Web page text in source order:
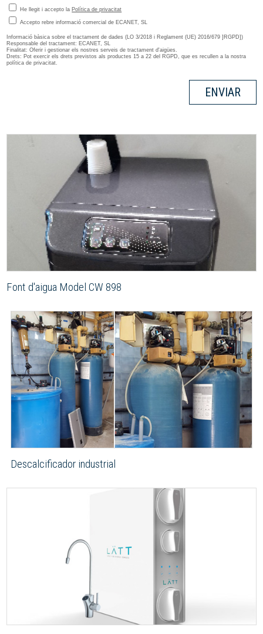
He llegit i accepto la Política de privacitat
Accepto rebre informació comercial de ECANET, SL
Informació bàsica sobre el tractament de dades (LO 3/2018 i Reglament (UE) 2016/679 ]RGPD])
Responsable del tractament: ECANET, SL
Finalitat: Oferir i gestionar els nostres serveis de tractament d'aigües.
Drets: Pot exercir els drets previstos als productes 15 a 22 del RGPD, que es recullen a la nostra
política de privacitat.
ENVIAR
Font d'aigua Model CW 898
Descalcificador industrial